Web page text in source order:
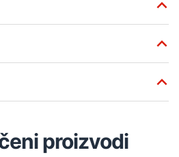
proizvodi